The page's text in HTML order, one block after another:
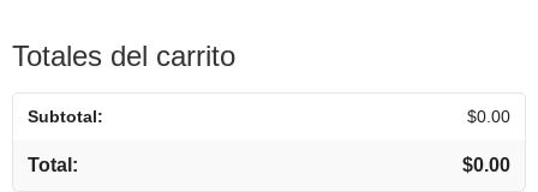
Totales del carrito
$0.00
$0.00